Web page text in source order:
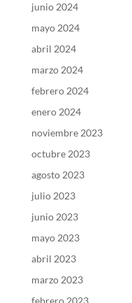
junio 2024
mayo 2024
abril 2024
marzo 2024
febrero 2024
enero 2024
noviembre 2023
octubre 2023
agosto 2023
julio 2023
junio 2023
mayo 2023
abril 2023
marzo 2023